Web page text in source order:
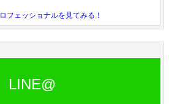
フェッショナルを見てみる！
LINE@